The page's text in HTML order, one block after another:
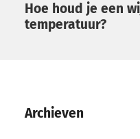
Hoe houd je een
temperatuur?
Archieven